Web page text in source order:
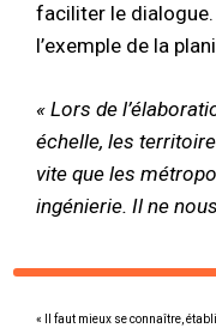
faciliter le
l’exemple de la
« Lors de
échelle, les
vite que les
ingénierie. Il ne
« Il faut mieux se connaître,